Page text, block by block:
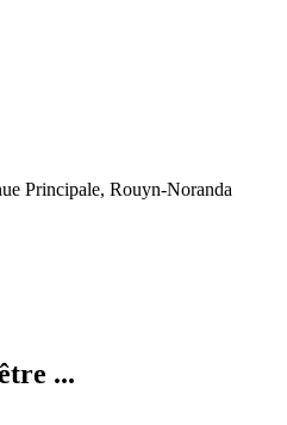
Principale, Rouyn-Noranda
...